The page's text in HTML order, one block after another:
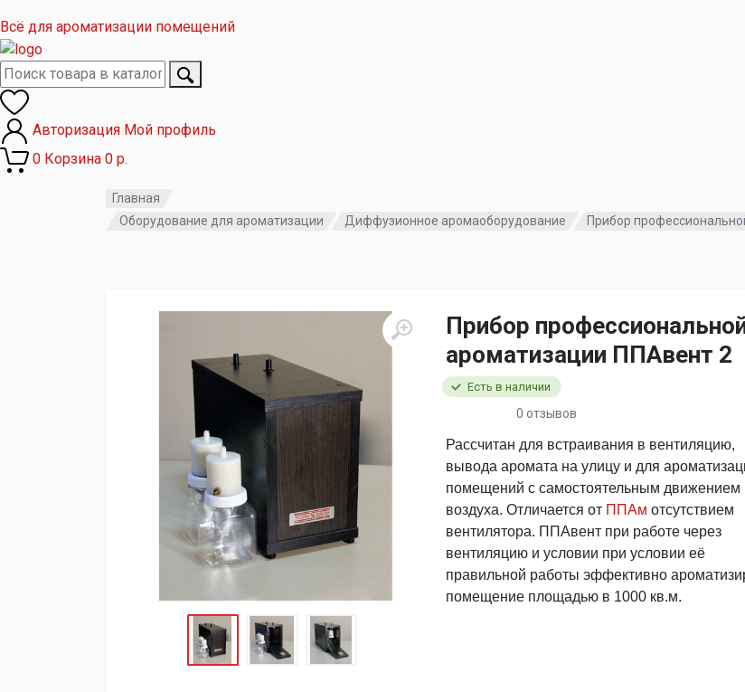
Всё для ароматизации помещений
Авторизация Мой профиль
0 Корзина 0 р.
Главная
Оборудование для ароматизации
Диффузионное аромаоборудование Прибор
Прибор
ароматизации ППАвент 2
0 отзывов
Есть в наличии
Рассчитан для встраивания в вентиляцию,
вывода аромата на улицу и для
помещений с самостоятельным движением
воздуха. Отличается от ППАм отсутствием
вентилятора. ППАвент при работе через
вентиляцию и условии при условии её
правильной работы эффективно
помещение площадью в 1000 кв.м.